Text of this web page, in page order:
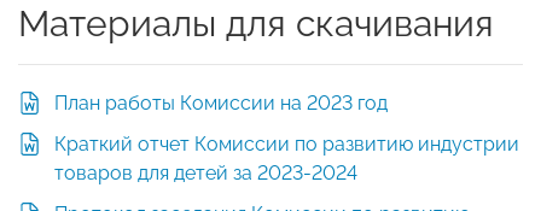
Материалы для скачивания
План работы Комиссии на 2023 год
Краткий отчет Комиссии по развитию индустрии
товаров для детей за 2023-2024